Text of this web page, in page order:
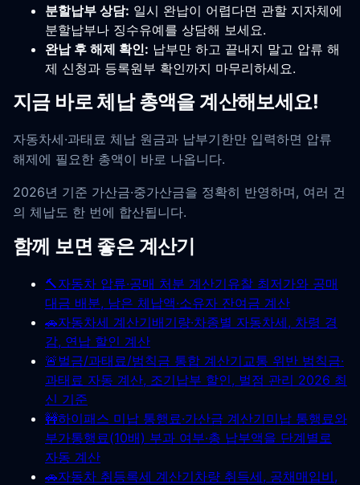
분할납부 상담: 일시 완납이 어렵다면 관할 지자체에
분할납부나 징수유예를 상담해 보세요.
완납 후 해제 확인: 납부만 하고 끝내지 말고 압류 해
제 신청과 등록원부 확인까지 마무리하세요.
지금 바로 체납 총액을 계산해보세요!
자동차세·과태료 체납 원금과 납부기한만 입력하면 압류
해제에 필요한 총액이 바로 나옵니다.
2026년 기준 가산금·중가산금을 정확히 반영하며, 여러 건
의 체납도 한 번에 합산됩니다.
함께 보면 좋은 계산기
🔨자동차 압류·공매 처분 계산기유찰 최저가와 공매
대금 배분, 남은 체납액·소유자 잔여금 계산
🚗자동차세 계산기배기량·차종별 자동차세, 차령 경
감, 연납 할인 계산
🚨 벌금/과태료/범칙금 통합 계산기교통 위반 범칙금·
과태료 자동 계산, 조기납부 할인, 벌점 관리 2026 최
신 기준
🚧하이패스 미납 통행료·가산금 계산기미납 통행료와
부가통행료(10배) 부과 여부·총 납부액을 단계별로
자동 계산
🚗자동차 취등록세 계산기차량 취득세, 공채매입비,